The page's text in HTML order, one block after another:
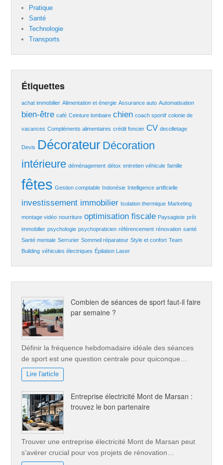
Pratique
Santé
Technologie
Transports
Étiquettes
achat immobilier Alimentation et énergie Assurance auto Automatisation
bien-être café Ceinture lombaire chien coach sportif colonie de
vacances Compléments alimentaires crédit foncier CV decolletage
Devis Décorateur Décoration
intérieure déménagement détox entretien véhicule famille
fêtes Gestion comptable Indonésie Intelligence artificielle
investissement immobilier Isolation thermique Marketing
montage vidéo nourriture optimisation fiscale Paysagiste prêt
immobilier psychologie psychopraticien référencement rénovation santé
Santé mentale Serrurier Sommeil réparateur Style et confort Team
Building véhicules électriques Épilation Laser
Combien de séances de sport faut-il faire
par semaine ?
Définir la fréquence hebdomadaire idéale des séances
de sport est une question centrale pour quiconque…
Lire l'article
Entreprise électricité Mont de Marsan :
trouvez le bon partenaire
Trouver une entreprise électricité Mont de Marsan peut
s’avérer crucial pour vos projets de rénovation…